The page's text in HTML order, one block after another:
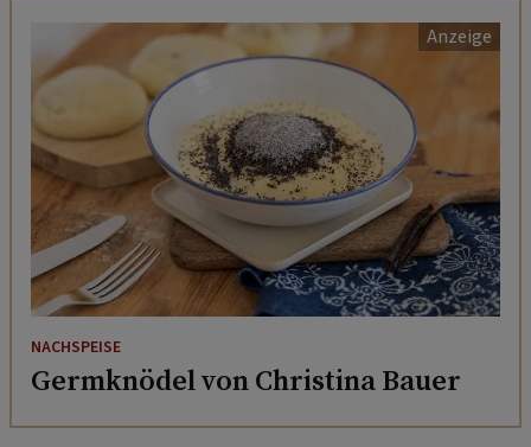
NACHSPEISE
Germknödel von Christina Bauer